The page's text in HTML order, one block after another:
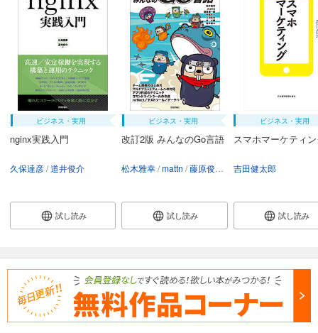
ビジネス・実用
nginx実践入門
久保達彦 道井俊介
試し読み
ビジネス・実用
改訂2版 みんなのGo言語
松木雅幸 mattn 藤原俊一郎 中島大一
試し読み
ビジネス・実用
スマホマーケティ
吉田健太郎
試し読み